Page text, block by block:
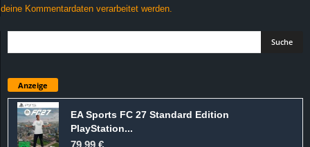
deine Kommentardaten verarbeitet werden.
Anzeige
EA Sports FC 27 Standard Edition
PlayStation...
79,99 €